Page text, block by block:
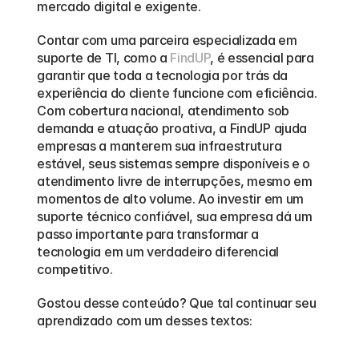
mercado digital e exigente.
Contar com uma parceira especializada em
suporte de TI, como a FindUP, é essencial para
garantir que toda a tecnologia por trás da
experiência do cliente funcione com eficiência.
Com cobertura nacional, atendimento sob
demanda e atuação proativa, a FindUP ajuda
empresas a manterem sua infraestrutura
estável, seus sistemas sempre disponíveis e o
atendimento livre de interrupções, mesmo em
momentos de alto volume. Ao investir em um
suporte técnico confiável, sua empresa dá um
passo importante para transformar a
tecnologia em um verdadeiro diferencial
competitivo.
Gostou desse conteúdo? Que tal continuar seu
aprendizado com um desses textos: